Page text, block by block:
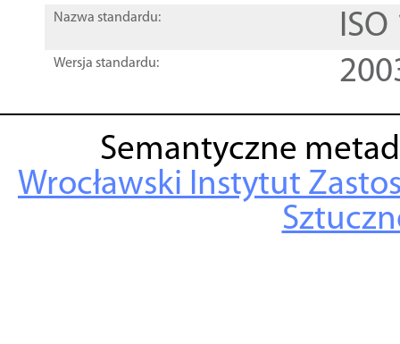
Nazwa standardu:
Wersja standardu:
Semantyczne
Wrocławski Instytut